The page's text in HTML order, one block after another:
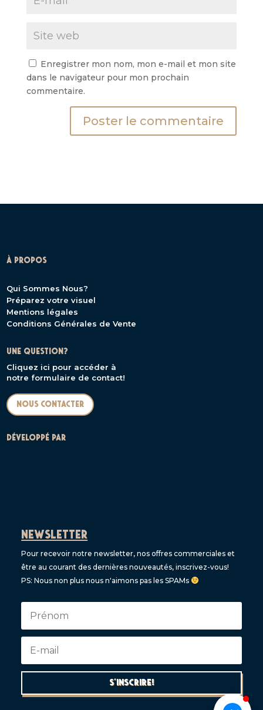
Enregistrer mon nom, mon e-mail et mon site
dans le navigateur pour mon prochain
commentaire.
À PROPOS
Qui Sommes Nous?
Préparez votre visuel
Mentions légales
Conditions Générales de Vente
UNE QUESTION?
Cliquez ici pour accéder à
notre formulaire de contact!
Nous contacter
DÉVELOPPÉ PAR
NEWSLETTER
Pour recevoir notre newsletter, nos offres commerciales et
être au courant des dernières nouveautés, inscrivez-vous!
PS: Nous non plus nous n'aimons pas les SPAMs
S'inscrire!